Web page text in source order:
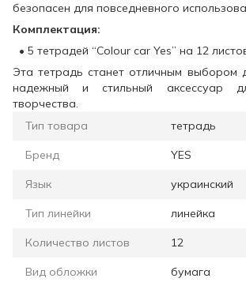
безопасен для повседневного
Комплектация:
• 5 тетрадей “Colour car Yes” на 12
Эта тетрадь станет отличным выбором
надежный и стильный аксессуар
творчества.
Тип товара
тетрадь
Бренд YES
Язык украинский
Тип линейки линейка
Количество листов 12
Вид обложки бумага